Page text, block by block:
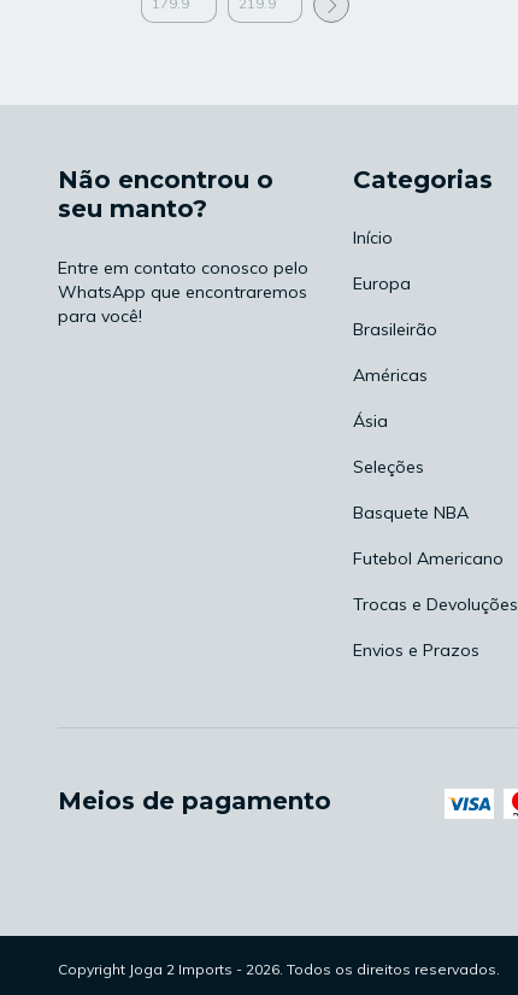
Não encontrou o
seu manto?
Entre em contato conosco pelo
WhatsApp que encontraremos
para você!
Categorias
Início
Europa
Brasileirão
Américas
Ásia
Seleções
Basquete NBA
Futebol Americano
Trocas e Devoluções
Envios e Prazos
Meios de pagamento
Copyright Joga 2 Imports - 2026. Todos os direitos reservados.